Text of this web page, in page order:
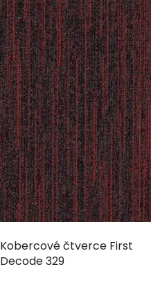
Kobercové čtverce First
Decode 329